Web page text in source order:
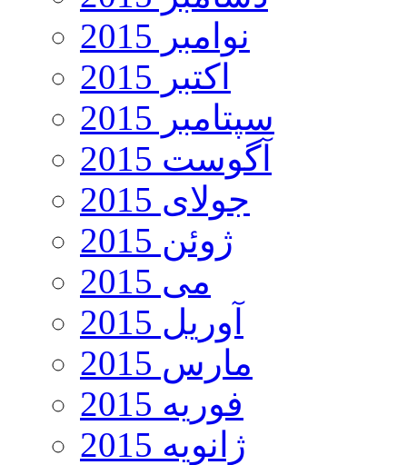
نوامبر 2015
اکتبر 2015
سپتامبر 2015
آگوست 2015
جولای 2015
ژوئن 2015
می 2015
آوریل 2015
مارس 2015
فوریه 2015
ژانویه 2015